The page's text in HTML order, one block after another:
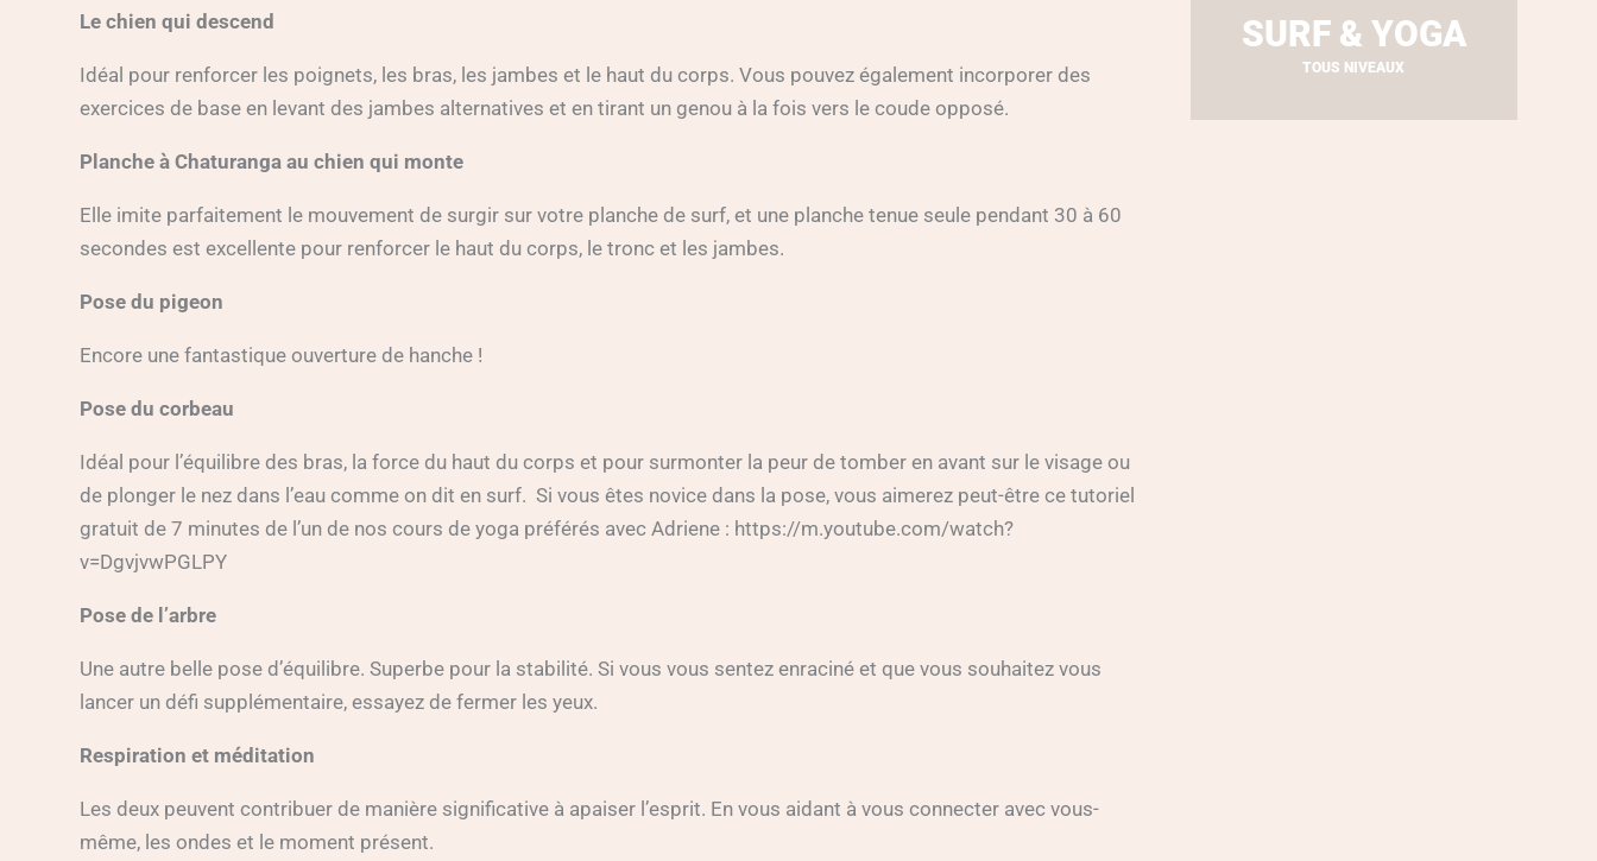
Le chien qui descend
Idéal pour renforcer les poignets, les bras, les jambes et le haut du corps. Vous pouvez également incorporer des
exercices de base en levant des jambes alternatives et en tirant un genou à la fois vers le coude opposé.
Planche à Chaturanga au chien qui monte
Elle imite parfaitement le mouvement de surgir sur votre planche de surf, et une planche tenue seule pendant 30 à 60
secondes est excellente pour renforcer le haut du corps, le tronc et les jambes.
Pose du pigeon
Encore une fantastique ouverture de hanche !
Pose du corbeau
Idéal pour l’équilibre des bras, la force du haut du corps et pour surmonter la peur de tomber en avant sur le visage ou
de plonger le nez dans l’eau comme on dit en surf. Si vous êtes novice dans la pose, vous aimerez peut-être ce tutoriel
gratuit de 7 minutes de l’un de nos cours de yoga préférés avec Adriene : https://m.youtube.com/watch?
v=DgvjvwPGLPY
Pose de l’arbre
Une autre belle pose d’équilibre. Superbe pour la stabilité. Si vous vous sentez enraciné et que vous souhaitez vous
lancer un défi supplémentaire, essayez de fermer les yeux.
Respiration et méditation
Les deux peuvent contribuer de manière significative à apaiser l’esprit. En vous aidant à vous connecter avec vous-
même, les ondes et le moment présent.
SURF & YOGA
TOUS NIVEAUX